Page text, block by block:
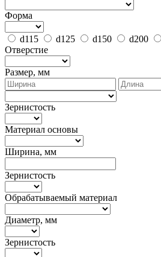
Форма
d115 d125 d150 d200
Отверстие
Размер, мм
Зернистость
Материал основы
Ширина, мм
Зернистость
Обрабатываемый материал
Диаметр, мм
Зернистость